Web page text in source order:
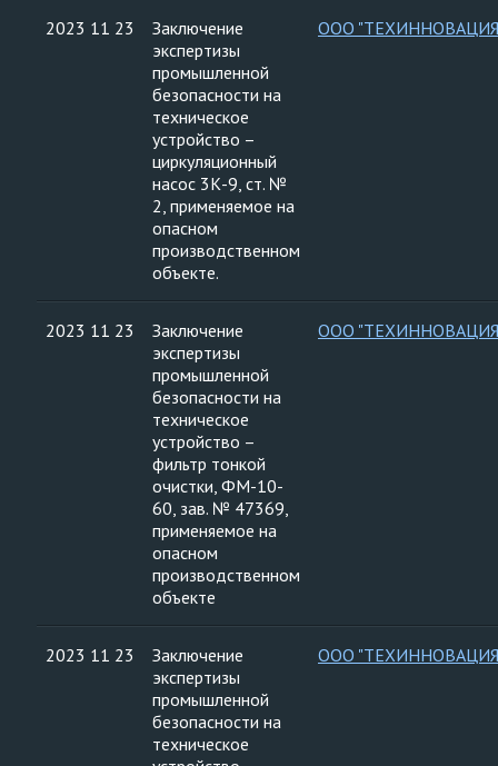
2023 11 23
Заключение
экспертизы
промышленной
безопасности на
техническое
устройство –
циркуляционный
насос 3К-9, ст. №
2, применяемое на
опасном
производственном
объекте.
ООО
2023 11 23
Заключение
экспертизы
промышленной
безопасности на
техническое
устройство –
фильтр тонкой
очистки, ФМ-10-
60, зав. № 47369,
применяемое на
опасном
производственном
объекте
ООО
2023 11 23
Заключение
экспертизы
промышленной
безопасности на
техническое
ООО